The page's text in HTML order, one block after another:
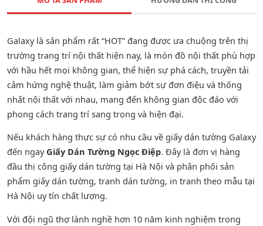
Galaxy là sản phẩm rất “HOT” đang được ưa chuộng trên thị
trường trang trí nội thất hiện nay, là món đồ nội thất phù hợp
với hầu hết mọi không gian, thể hiện sự phá cách, truyền tải
cảm hứng nghệ thuật, làm giảm bớt sự đơn điệu và thống
nhất nội thất với nhau, mang đến không gian độc đáo với
phong cách trang trí sang trọng và hiện đại.
Nếu khách hàng thực sự có nhu cầu về giấy dán tường Galaxy
đến ngayGiấy Dán Tường Ngọc Điệp. Đây là đơn vị hàng
đầu thị công giấy dán tường tại Hà Nội và phân phối sản
phẩm giấy dán tường, tranh dán tường, in tranh theo mẫu tại
Hà Nội uy tín chất lượng.
Với đội ngũ thợ lành nghề hơn 10 năm kinh nghiệm trong